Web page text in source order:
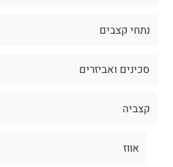
נתחי קצבים
סכינים ואביזרים
קצביה
אווז